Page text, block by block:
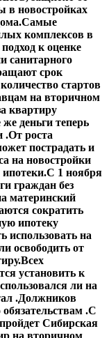
в новостройках
Самые
комплексов в
к оценке
санитарного
срок
стартов
на вторичном
квартиру
деньги теперь
.От роста
пострадать и
на новостройки
С 1 ноября
граждан без
материнский
сократить
ипотеку
использовать на
освободить от
Всех
установить к
ли на
.Должников
.С
Сибирская
на вторичном